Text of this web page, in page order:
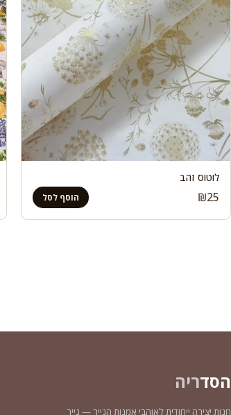
לוטוס זהב
₪25 הוסף לסל
הסדריה
חנות יצירה ייחודית לאוהבי אמנות הנייר — נייר